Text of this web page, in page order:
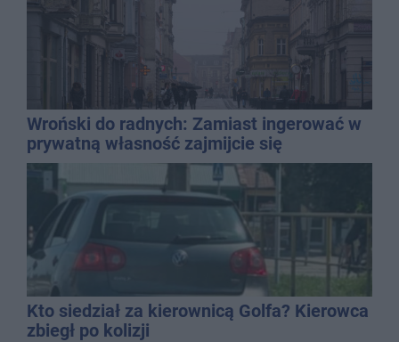
Wroński do radnych: Zamiast ingerować w
prywatną własność zajmijcie się
gospodarką
Kto siedział za kierownicą Golfa? Kierowca
zbiegł po kolizji